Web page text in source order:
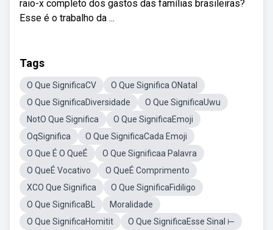
raio-x completo dos gastos das famílias brasileiras?
Esse é o trabalho da ...
Tags
O Que SignificaCV
O Que Significa ONatal
O Que SignificaDiversidade
O Que SignificaUwu
NotO Que Significa
O Que SignificaEmoji
OqSignifica
O Que SignificaCada Emoji
O Que É O QueÉ
O Que Significaa Palavra
O QueÉ Vocativo
O QueÉ Comprimento
XCO Que Significa
O Que SignificaFidiligo
O Que SignificaBL
Moralidade
O Que SignificaHomitit
O Que SignificaEsse Sinal ⊢